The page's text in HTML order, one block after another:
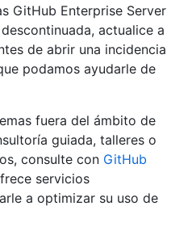
GitHub Enterprise Server
actualice a
de abrir una incidencia
podamos ayudarle de
fuera del ámbito de
guiada, talleres o
consulte con GitHub
servicios
a optimizar su uso de